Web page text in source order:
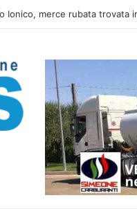
una villa confiscata alla